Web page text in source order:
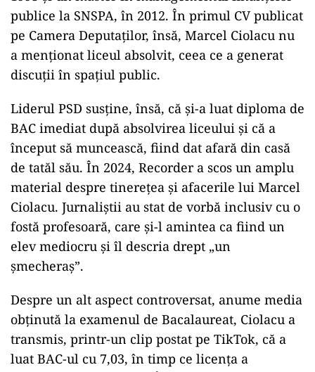
publice la SNSPA, în 2012. În primul CV publicat
pe Camera Deputaților, însă, Marcel Ciolacu nu
a menționat liceul absolvit, ceea ce a generat
discuții în spațiul public.
Liderul PSD susține, însă, că și-a luat diploma de
BAC imediat după absolvirea liceului și că a
început să muncească, fiind dat afară din casă
de tatăl său. În 2024, Recorder a scos un amplu
material despre tinerețea și afacerile lui Marcel
Ciolacu. Jurnaliștii au stat de vorbă inclusiv cu o
fostă profesoară, care și-l amintea ca fiind un
elev mediocru și îl descria drept „un
șmecheraș”.
Despre un alt aspect controversat, anume media
obținută la examenul de Bacalaureat, Ciolacu a
transmis, printr-un clip postat pe TikTok, că a
luat BAC-ul cu 7,03, în timp ce licența a